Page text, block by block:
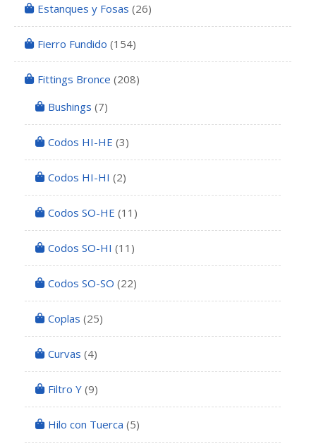
Estanques y Fosas (26)
Fierro Fundido (154)
Fittings Bronce (208)
Bushings (7)
Codos HI-HE (3)
Codos HI-HI (2)
Codos SO-HE (11)
Codos SO-HI (11)
Codos SO-SO (22)
Coplas (25)
Curvas (4)
Filtro Y (9)
Hilo con Tuerca (5)